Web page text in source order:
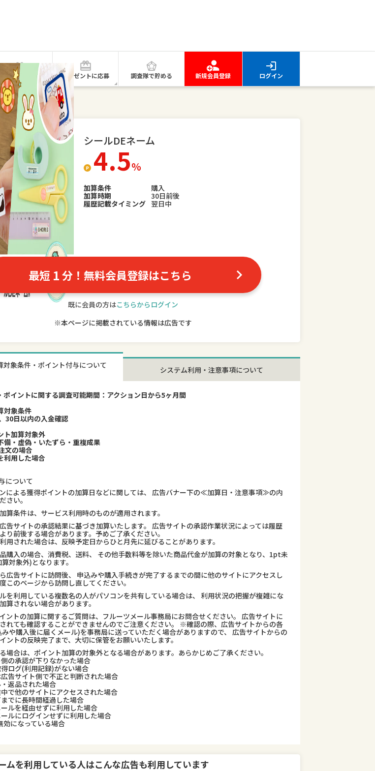
紹介で貯める プレゼントに応募 調査隊で貯める 新規会員登録 ログイン
シールDEネーム
4.5％
加算条件
購入
加算時期
30日前後
履歴記載タイミング 翌日中
最短 1分！無料会員登録はこちら
既に会員の方はこちらからログイン
※本ページに掲載されている情報は広告です
対象条件・ポイント付与について システム利用・注意事項について
イントに関する調査可能期間：アクション日から5ヶ月間
対象条件
30日以内の入金確認
ト加算対象外
備・虚偽・いたずら・重複成果
文の場合
利用した場合
について
による獲得ポイントの加算日などに関しては、 広告バナー下の≪加算日・注意事項≫の内
さい。
算条件は、サービス利用時のものが適用されます。
告サイトの承認結果に基づき加算いたします。 広告サイトの承認作業状況によっては履歴
り前後する場合があります。予めご了承ください。
用された場合は、反映予定日からひと月先に延びることがあります。
購入の場合、消費税、送料、 その他手数料等を除いた商品代金が加算の対象となり、1pt未
対象外)となります。
広告サイトに訪問後、 申込みや購入手続きが完了するまでの間に他のサイトにアクセスし
このページから訪問し直してください。
を利用している複数名の人がパソコンを共有している場合は、 利用状況の把握が複雑にな
算されない場合があります。
ントの加算に関するご質問は、フルーツメール事務局にお問合せください。 広告サイトに
れても確認することができませんのでご注意ください。 ※確認の際、広告サイトからの各
や購入後に届くメール)を事務局に送っていただく場合がありますので、 広告サイトからの
ントの反映完了まで、大切に保管をお願いいたします。
場合は、ポイント加算の対象外となる場合があります。あらかじめご了承ください。
側の承認が下りなかった場合
得ログ(利用記録)がない場合
広告サイト側で不正と判断された場合
・返品された場合
中で他のサイトにアクセスされた場合
までに長時間経過した場合
ールを経由せずに利用した場合
ールにログインせずに利用した場合
効になっている場合
ムを利用している人はこんな広告も利用しています